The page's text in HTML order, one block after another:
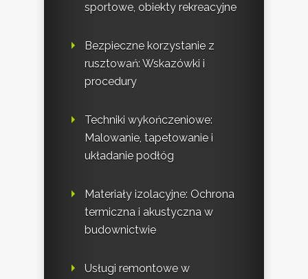
sportowe, obiekty rekreacyjne
Bezpieczne korzystanie z
rusztowań: Wskazówki i
procedury
Techniki wykończeniowe:
Malowanie, tapetowanie i
układanie podłóg
Materiały izolacyjne: Ochrona
termiczna i akustyczna w
budownictwie
Usługi remontowe w